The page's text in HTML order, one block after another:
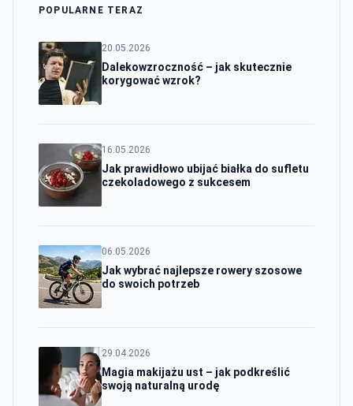
POPULARNE TERAZ
20.05.2026
Dalekowzroczność – jak skutecznie
korygować wzrok?
16.05.2026
Jak prawidłowo ubijać białka do sufletu
czekoladowego z sukcesem
06.05.2026
Jak wybrać najlepsze rowery szosowe
do swoich potrzeb
29.04.2026
Magia makijażu ust – jak podkreślić
swoją naturalną urodę